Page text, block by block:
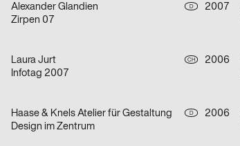
Alexander Glandien D
2007
Zirpen 07
Laura Jurt CH
2006
Infotag 2007
Haase & Knels Atelier für Gestaltung D
2006
Design im Zentrum